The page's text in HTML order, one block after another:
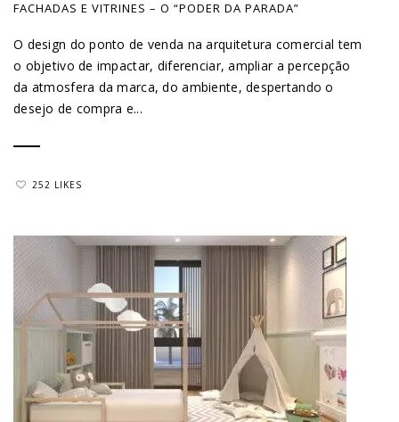
FACHADAS E VITRINES – O “PODER DA PARADA”
O design do ponto de venda na arquitetura comercial tem
o objetivo de impactar, diferenciar, ampliar a percepção
da atmosfera da marca, do ambiente, despertando o
desejo de compra e...
252 LIKES